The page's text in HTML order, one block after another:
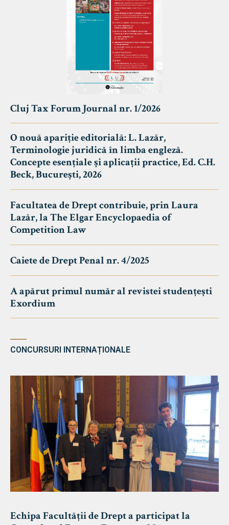
Cluj Tax Forum Journal nr. 1/2026
O nouă apariție editorială: L. Lazăr,
Terminologie juridică în limba engleză.
Concepte esențiale și aplicații practice, Ed. C.H.
Beck, București, 2026
Facultatea de Drept contribuie, prin Laura
Lazăr, la The Elgar Encyclopaedia of
Competition Law
Caiete de Drept Penal nr. 4/2025
A apărut primul număr al revistei studențești
Exordium
CONCURSURI INTERNAȚIONALE
Echipa Facultății de Drept a participat la